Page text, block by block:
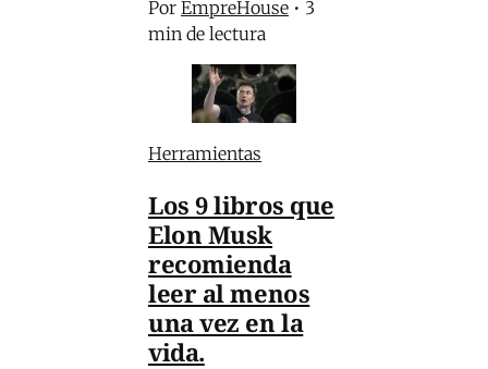
Por EmpreHouse • 3
min de lectura
Herramientas
Los 9 libros que
Elon Musk
recomienda
leer al menos
una vez en la
vida.